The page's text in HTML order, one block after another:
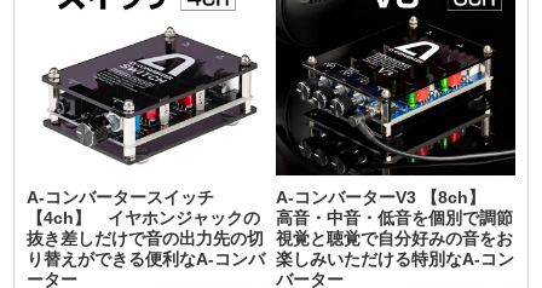
A-コンバータースイッチ
【4ch】 イヤホンジャックの
抜き差しだけで音の出力先の切
り替えができる便利なA-コンバ
ーター
A-コンバーターV3 【8ch】
高音・中音・低音を個別で調節
視覚と聴覚で自分好みの音をお
楽しみいただける特別なA-コン
バーター